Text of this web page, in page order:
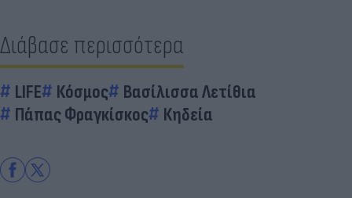
Διάβασε περισσότερα
LIFE Κόσμος
Βασίλισσα Λετίθια
Πάπας Φραγκίσκος
Κηδεία